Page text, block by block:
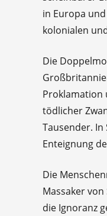
in Europa
kolonialen
Die
Proklamation
tödlicher
Tausender.
Enteignung
Die
Massaker
die Ignoranz